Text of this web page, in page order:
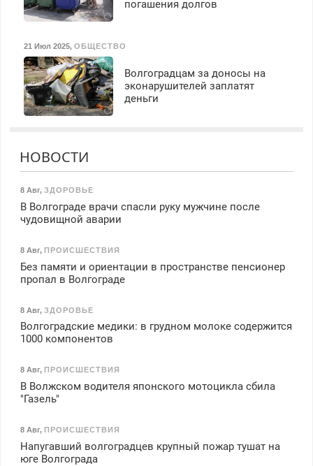
погашения долгов
21 Июл 2025, ОБЩЕСТВО
Волгоградцам за доносы на
эконарушителей заплатят
деньги
НОВОСТИ
8 Авг, ЗДОРОВЬЕ
В Волгограде врачи спасли руку мужчине после
чудовищной аварии
8 Авг, ПРОИСШЕСТВИЯ
Без памяти и ориентации в пространстве пенсионер
пропал в Волгограде
8 Авг, ЗДОРОВЬЕ
Волгоградские медики: в грудном молоке содержится
1000 компонентов
8 Авг, ПРОИСШЕСТВИЯ
В Волжском водителя японского мотоцикла сбила
"Газель"
8 Авг, ПРОИСШЕСТВИЯ
Напугавший волгоградцев крупный пожар тушат на
юге Волгограда